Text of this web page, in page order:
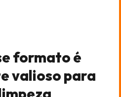
formato é
valioso para